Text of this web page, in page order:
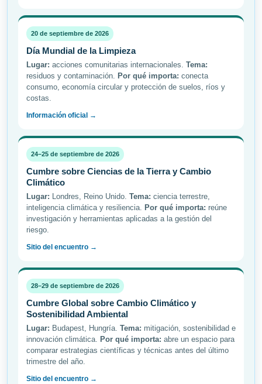
20 de septiembre de 2026
Día Mundial de la Limpieza
Lugar: acciones comunitarias internacionales. Tema:
residuos y contaminación. Por qué importa: conecta
consumo, economía circular y protección de suelos, ríos y
costas.
Información oficial →
24–25 de septiembre de 2026
Cumbre sobre Ciencias de la Tierra y Cambio
Climático
Lugar: Londres, Reino Unido. Tema: ciencia terrestre,
inteligencia climática y resiliencia. Por qué importa: reúne
investigación y herramientas aplicadas a la gestión del
riesgo.
Sitio del encuentro →
28–29 de septiembre de 2026
Cumbre Global sobre Cambio Climático y
Sostenibilidad Ambiental
Lugar: Budapest, Hungría. Tema: mitigación, sostenibilidad e
innovación climática. Por qué importa: abre un espacio para
comparar estrategias científicas y técnicas antes del último
trimestre del año.
Sitio del encuentro →